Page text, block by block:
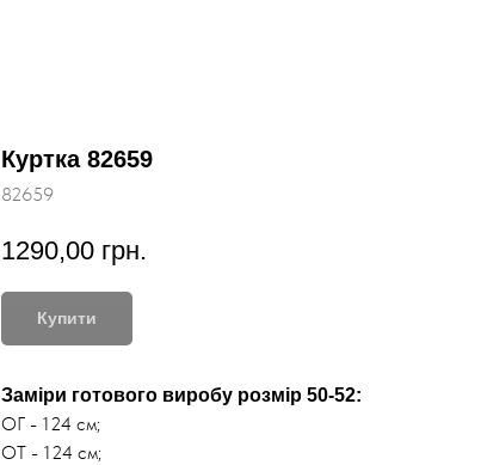
Куртка 82659
82659
1290,00 грн.
Купити
Заміри готового виробу розмір 50-52:
ОГ - 124 см;
ОТ - 124 см;